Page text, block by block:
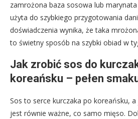
zamrożona baza sosowa lub
użyta do szybkiego przygotowania
doświadczenia wynika, że taka
to świetny sposób na szybki obiad w
Jak zrobić sos do
koreańsku – pełen
Sos to serce kurczaka po koreańsku,
jest równie ważne, co samo mięso.